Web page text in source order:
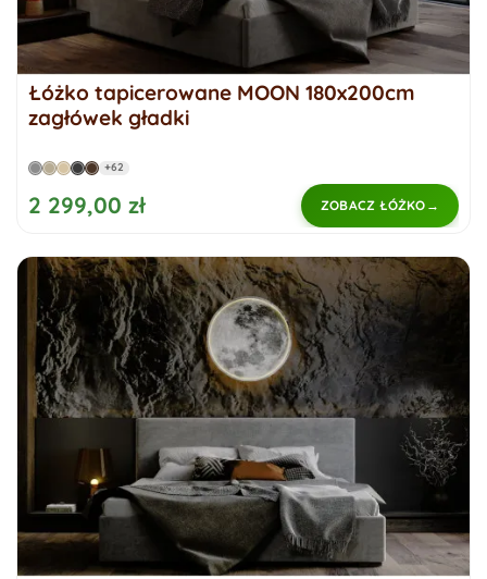
Łóżko tapicerowane MOON 180x200cm
zagłówek gładki
+62
2 299,00 zł ZOBACZ ŁÓŻKO